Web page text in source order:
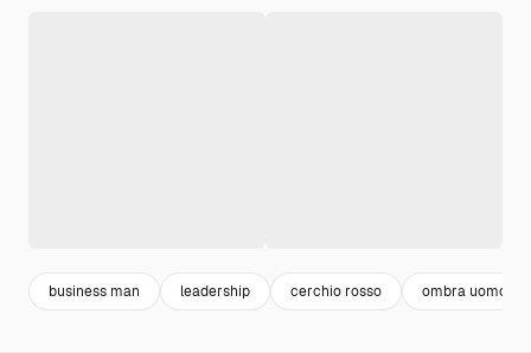
business man leadership cerchio rosso ombra uomo